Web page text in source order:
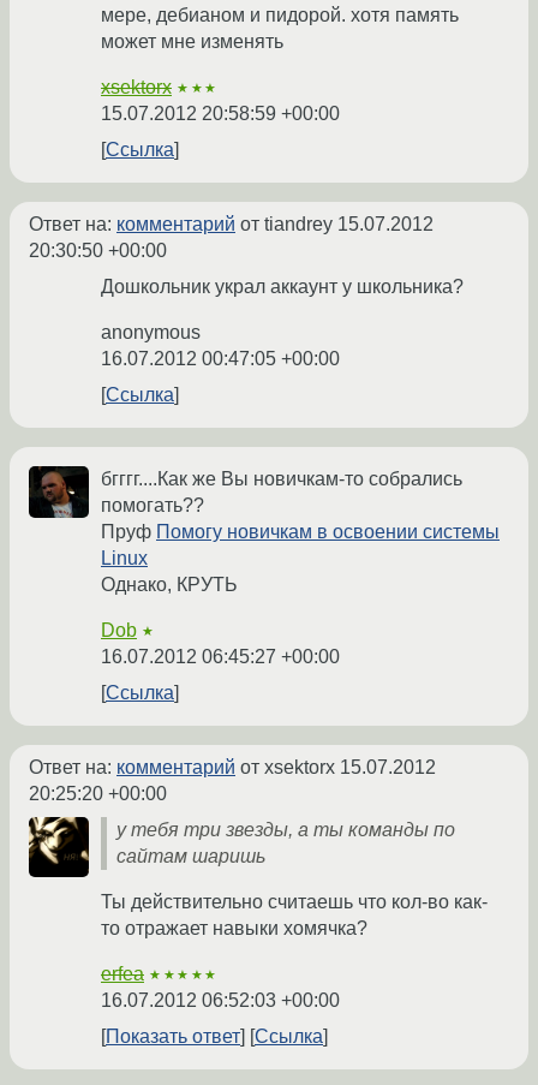
мере, дебианом и пидорой. хотя память
может мне изменять
xsektorx ★★★
15.07.2012 20:58:59 +00:00
Ссылка
Ответ на: комментарий от tiandrey 15.07.2012
20:30:50 +00:00
Дошкольник украл аккаунт у школьника?
anonymous
16.07.2012 00:47:05 +00:00
Ссылка
бгггг....Как же Вы новичкам-то собрались
помогать??
Пруф Помогу новичкам в освоении системы
Linux
Однако, КРУТЬ
Dob ★
16.07.2012 06:45:27 +00:00
Ссылка
Ответ на: комментарий от xsektorx 15.07.2012
20:25:20 +00:00
у тебя три звезды, а ты команды по
сайтам шаришь
Ты действительно считаешь что кол-во как-
то отражает навыки хомячка?
erfea ★★★★★
16.07.2012 06:52:03 +00:00
Показать ответ
Ссылка